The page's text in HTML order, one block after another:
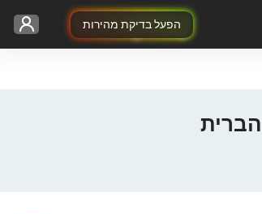
הפעל בדיקת מהירות